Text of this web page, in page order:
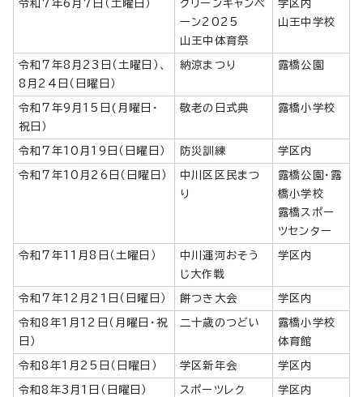
令和7年6月7日（土曜日）
クリーンキャンペ
ーン2025
山王中体育祭
学区内
山王中学校
令和7年8月23日（土曜日）、
8月24日（日曜日）
納涼まつり 露橋公園
令和7年9月15日(月曜日・
祝日）
敬老の日式典 露橋小学校
令和7年10月19日（日曜日） 防災訓練 学区内
令和7年10月26日（日曜日）
中川区区民まつ
り
露橋公園・露
橋小学校
露橋スポー
ツセンター
令和7年11月8日（土曜日）
中川運河おそう
じ大作戦
学区内
令和7年12月21日（日曜日） 餅つき大会 学区内
令和8年1月12日（月曜日・祝
日）
二十歳のつどい
露橋小学校
体育館
令和8年1月25日（日曜日） 学区新年会 学区内
令和8年3月1日（日曜日） スポーツレク 学区内